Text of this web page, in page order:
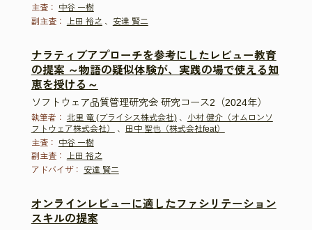
主査：
中谷 一樹
副主査： 上田 裕之、 安達 賢二
ナラティブアプローチを参考にしたレビュー教育
の提案 ～物語の疑似体験が、実践の場で使える知
恵を授ける～
ソフトウェア品質管理研究会 研究コース2（2024年）
執筆者： 北里 竜 (ブライシス株式会社)、 小村 健介（オムロンソ
フトウェア株式会社）
、 田中 聖也（株式会社feat）
主査：
中谷 一樹
副主査： 上田 裕之
アドバイザ：
安達 賢二
オンラインレビューに適したファシリテーション
スキルの提案